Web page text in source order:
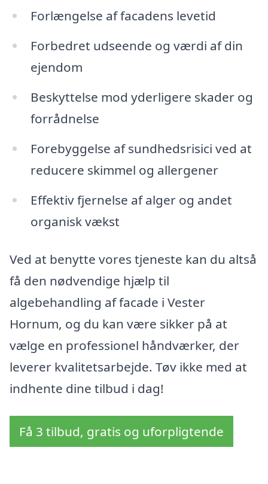
Forlængelse af facadens levetid
Forbedret udseende og værdi af din
ejendom
Beskyttelse mod yderligere skader og
forrådnelse
Forebyggelse af sundhedsrisici ved at
reducere skimmel og allergener
Effektiv fjernelse af alger og andet
organisk vækst
Ved at benytte vores tjeneste kan du altså
få den nødvendige hjælp til
algebehandling af facade i Vester
Hornum, og du kan være sikker på at
vælge en professionel håndværker, der
leverer kvalitetsarbejde. Tøv ikke med at
indhente dine tilbud i dag!
Få 3 tilbud, gratis og uforpligtende